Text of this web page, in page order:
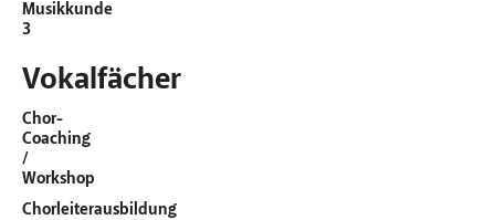
Musikkunde
3
Vokalfächer
Chor-
Coaching
/
Workshop
Chorleiterausbildung